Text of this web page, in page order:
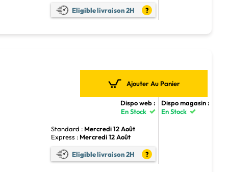
Eligible livraison 2H ?
Ajouter Au Panier
Dispo web :
En Stock
Standard : Mercredi 12 Août
Express : Mercredi 12 Août
Eligible livraison 2H ?
Dispo magasin :
En Stock